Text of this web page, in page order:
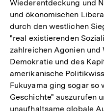
Wiederentdeckung und
und ökonomischen
durch den westlichen
"real existierenden
zahlreichen Agonien
Demokratie und des
amerikanische
Fukuyama ging sogar so
Geschichte" auszurufen
unaufhaltsame globale